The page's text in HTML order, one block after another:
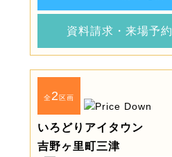
資料請求・来場予約
全2 区画
いろどりアイタウン
吉野ヶ里町三津